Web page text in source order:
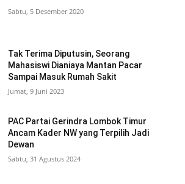
Sabtu, 5 Desember 2020
Tak Terima Diputusin, Seorang
Mahasiswi Dianiaya Mantan Pacar
Sampai Masuk Rumah Sakit
Jumat, 9 Juni 2023
PAC Partai Gerindra Lombok Timur
Ancam Kader NW yang Terpilih Jadi
Dewan
Sabtu, 31 Agustus 2024